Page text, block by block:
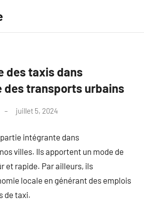
des taxis dans
des transports urbains
juillet 5, 2024
intégrante dans
villes. Ils apportent un mode de
et rapide. Par ailleurs, ils
locale en générant des emplois
de taxi.